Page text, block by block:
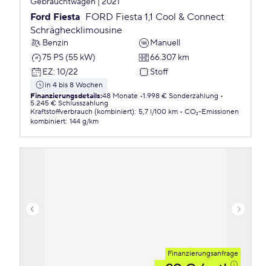
Ford Fiesta FORD Fiesta 1,1 Cool & Connect
Schräghecklimousine
Benzin
Manuell
75 PS (55 kW)
66.307 km
EZ: 10/22 Stoff
in 4 bis 8 Wochen
Finanzierungsdetails:48 Monate 1.998 € Sonderzahlung
5.245 € Schlusszahlung
Kraftstoffverbrauch (kombiniert): 5,7 l/100 km
CO₂-Emissionen
kombiniert: 144 g/km
Finanzierungsanfrage